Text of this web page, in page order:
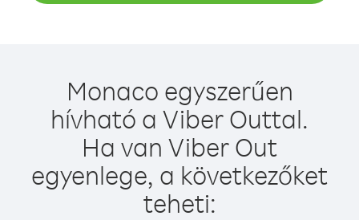
Monaco egyszerűen
hívható a Viber Outtal.
Ha van Viber Out
egyenlege, a következőket
teheti: